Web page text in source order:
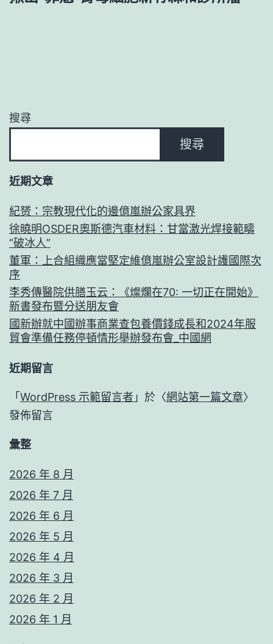
搜尋
搜尋
近期文章
紀赟：宗教現代化的邊億嵐辦公家具界
徐曉明OSDER奧斯德汽車材料：甘當激光焊接範疇
“破冰人”
董軍：上合組織應當堅定維億嵐辦公室設計護國際次
序
李秀傳醫院供膳玉云：《燦爛在70: 一切正在開始》
新書發布暨分送朋友會
國新辦就中國辦事商業查包養價錢成長和2024年服
貿會準備任務停頓情形舉辦發布會_中國網
近期留言
「 WordPress 示範留言者 」於〈網站第一篇文章〉
發佈留言
彙整
2026 年 8 月
2026 年 7 月
2026 年 6 月
2026 年 5 月
2026 年 4 月
2026 年 3 月
2026 年 2 月
2026 年 1 月